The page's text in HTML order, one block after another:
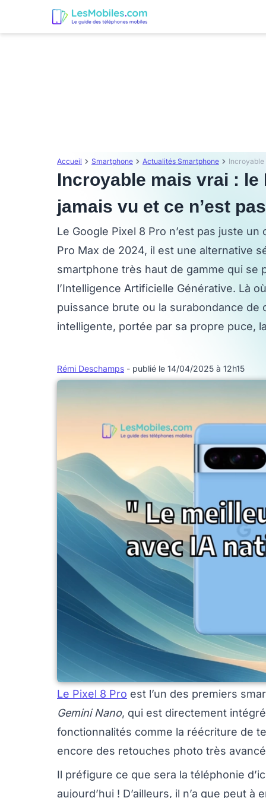
Accueil Smartphone Actualités Smartphone
Incroyable mais vrai :
jamais vu et ce n’est
Le Google Pixel 8 Pro n’est pas juste
Pro Max de 2024, il est une alternative
smartphone très haut de gamme qui se
l’Intelligence Artificielle Générative. Là
puissance brute ou la surabondance de
intelligente, portée par sa propre puce,
Rémi Deschamps - publié le 14/04/2025 à 12h15
Le Pixel 8 Pro est l’un des premiers
Gemini Nano, qui est directement
fonctionnalités comme la réécriture de
encore des retouches photo très
Il préfigure ce que sera la téléphonie
aujourd’hui ! D’ailleurs, il n’a que peut